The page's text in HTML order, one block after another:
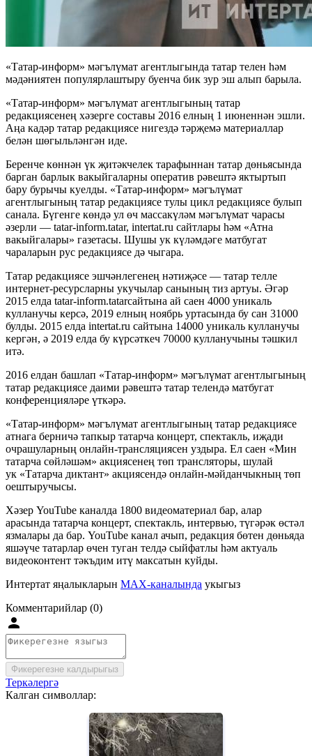
«Татар-информ» мәгълүмат агентлыгында татар телен һәм
мәдәниятен популярлаштыру буенча бик зур эш алып барыла.
«Татар-информ» мәгълүмат агентлыгының татар
редакциясенең хәзерге составы 2016 елның 1 июненнән эшли.
Аңа кадәр татар редакциясе нигездә тәрҗемә материаллар
белән шөгыльләнгән иде.
Беренче көннән үк җитәкчелек тарафыннан татар дөньясында
барган барлык вакыйгаларны оператив рәвештә яктыртып
бару бурычы куелды. «Татар-информ» мәгълүмат
агентлыгының татар редакциясе тулы цикл редакциясе булып
санала. Бүгенге көндә ул өч массакүләм мәгълүмат чарасы
әзерли — tatar-inform.tatar, intertat.ru сайтлары һәм «Атна
вакыйгалары» газетасы. Шушы ук күләмдәге матбугат
чараларын рус редакциясе дә чыгара.
Татар редакциясе эшчәнлегенең нәтиҗәсе — татар телле
интернет-ресурсларны укучылар санының тиз артуы. Әгәр
2015 елда tatar-inform.tatarсайтына ай саен 4000 уникаль
кулланучы керсә, 2019 елның ноябрь уртасында бу сан 31000
булды. 2015 елда intertat.ru сайтына 14000 уникаль кулланучы
кергән, ә 2019 елда бу күрсәткеч 70000 кулланучыны тәшкил
итә.
2016 елдан башлап «Татар-информ» мәгълүмат агентлыгының
татар редакциясе даими рәвештә татар телендә матбугат
конференцияләре үткәрә.
«Татар-информ» мәгълүмат агентлыгының татар редакциясе
атнага берничә тапкыр татарча концерт, спектакль, иҗади
очрашуларның онлайн-трансляциясен уздыра. Ел саен «Мин
татарча сөйләшәм» акциясенең төп трансляторы, шулай
ук «Татарча диктант» акциясендә онлайн-мәйданчыкның төп
оештыручысы.
Хәзер YouTube каналда 1800 видеоматериал бар, алар
арасында татарча концерт, спектакль, интервью, түгәрәк өстәл
язмалары да бар. YouTube канал ачып, редакция бөтен дөньяда
яшәүче татарлар өчен туган телдә сыйфатлы һәм актуаль
видеоконтент тәкъдим итү максатын куйды.
Интертат яңалыкларын MAX-каналында укыгыз
Комментарийлар (0)
Фикерегезне калдырыгыз
Теркәлергә
Калган символлар: